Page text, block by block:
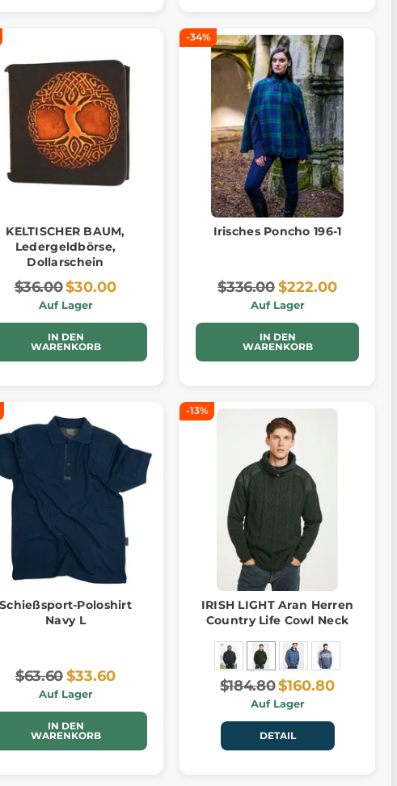
KELTISCHER BAUM,
Ledergeldbörse,
Dollarschein
$36.00$30.00
Auf Lager
IN DEN
WARENKORB
-34%
Irisches Poncho 196-1
$336.00$222.00
Auf Lager
IN DEN
WARENKORB
Schießsport-Poloshirt
Navy L
$63.60$33.60
Auf Lager
IN DEN
WARENKORB
-13%
IRISH LIGHT Aran Herren
Country Life Cowl Neck
$184.80$160.80
Auf Lager
DETAIL